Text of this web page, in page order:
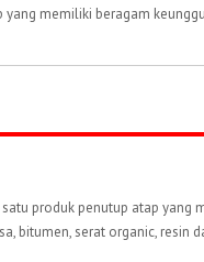
memiliki beragam
produk penutup atap yang
bitumen, serat organic, resin